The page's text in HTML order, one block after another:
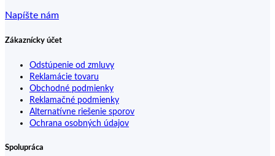
Napíšte nám
Zákaznícky účet
Odstúpenie od zmluvy
Reklamácie tovaru
Obchodné podmienky
Reklamačné podmienky
Alternatívne riešenie sporov
Ochrana osobných údajov
Spolupráca